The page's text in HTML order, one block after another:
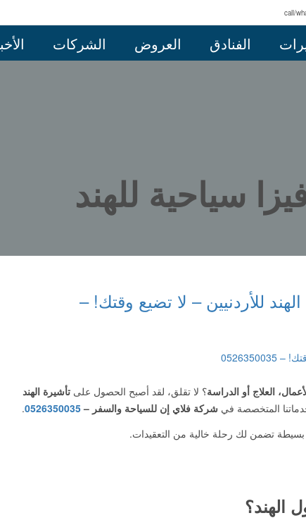
call/
الفنادق العروض الشركات
للأردنيين – لا تضيع وقتك! –
العلاج أو الدراسة؟ لا تقلق، لقد أصبح الحصول على تأشيرة الهند
المتخصصة في شركة فلاي إن للسياحة والسفر –0526350035
.
تضمن لك رحلة خالية من التعقيدات.
الهند؟